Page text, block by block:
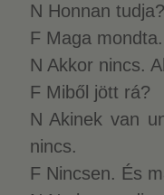
N Honnan tudja?
F Maga mondta.
N Akkor nincs.
F Miből jött rá?
N Akinek van
nincs.
F Nincsen. És